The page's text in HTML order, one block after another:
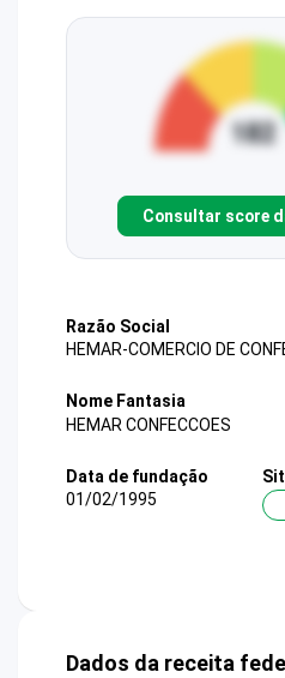
Consultar score
Razão Social
HEMAR-COMERCIO DE
Nome Fantasia
HEMAR CONFECCOES
Data de fundação
01/02/1995
Dados da receita